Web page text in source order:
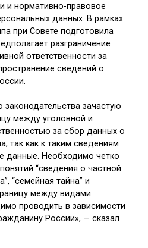
и нормативно-правовое
данных. В рамках
при Совете подготовила
разграничение
ответственности за
сведений о
зачастую
между уголовной и
за сбор данных о
так как к таким сведениям
данные. Необходимо четко
“сведения о частной
“семейная тайна” и
между видами
проводить в зависимости
России», — сказал